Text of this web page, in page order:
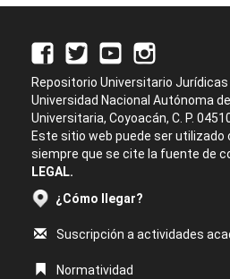
Repositorio Universitario Jurídicas
Universidad Nacional Autónoma
Universitaria, Coyoacán, C. P.
Este sitio web puede ser
siempre que se cite la fuente de
LEGAL.
¿Cómo llegar?
Suscripción a actividades
Normatividad